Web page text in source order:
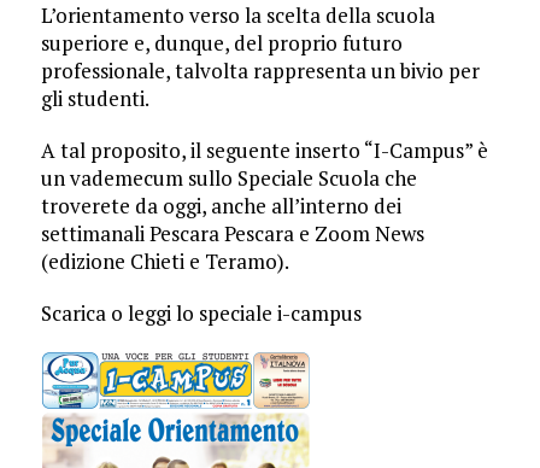
L’orientamento verso la scelta della scuola
superiore e, dunque, del proprio futuro
professionale, talvolta rappresenta un bivio per
gli studenti.
A tal proposito, il seguente inserto “I-Campus” è
un vademecum sullo Speciale Scuola che
troverete da oggi, anche all’interno dei
settimanali Pescara Pescara e Zoom News
(edizione Chieti e Teramo).
Scarica o leggi lo speciale i-campus